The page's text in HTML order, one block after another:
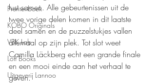
Prentenboek
KOBO Originals
VBK Lab
Loft Books
Uitgeverij Lannoo
lust samen. Alle gebeurtenissen uit de
twee vorige delen komen in dit laatste
deel samen en de puzzelstukjes vallen
allemaal op zijn plek. Tot slot weet
Camilla Läckberg echt een grande finale
en een mooi einde aan het verhaal te
geven.